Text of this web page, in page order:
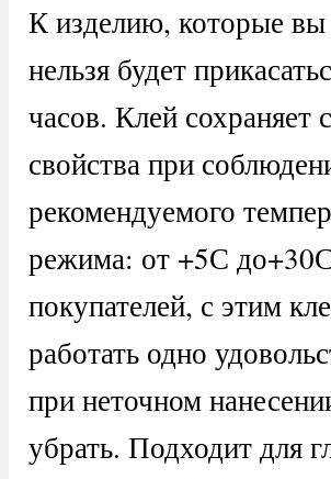
К изделию, которые вы
нельзя будет
часов. Клей сохраняет
свойства при
рекомендуемого
режима: от +5С
покупателей, с этим
работать одно
при неточном
убрать. Подходит для